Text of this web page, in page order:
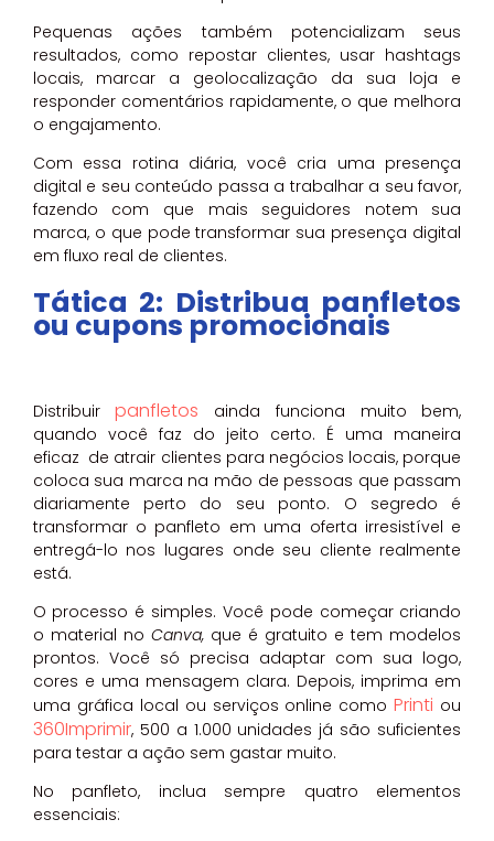
Pequenas ações também potencializam seus
resultados, como repostar clientes, usar hashtags
locais, marcar a geolocalização da sua loja e
responder comentários rapidamente, o que melhora
o engajamento.
Com essa rotina diária, você cria uma presença
digital e seu conteúdo passa a trabalhar a seu favor,
fazendo com que mais seguidores notem sua
marca, o que pode transformar sua presença digital
em fluxo real de clientes.
Tática 2: Distribua panfletos
ou cupons promocionais
Distribuirpanfletos ainda funciona muito bem,
quando você faz do jeito certo. É uma maneira
eficaz de atrair clientes para negócios locais, porque
coloca sua marca na mão de pessoas que passam
diariamente perto do seu ponto. O segredo é
transformar o panfleto em uma oferta irresistível e
entregá-lo nos lugares onde seu cliente realmente
está.
O processo é simples. Você pode começar criando
o material no Canva, que é gratuito e tem modelos
prontos. Você só precisa adaptar com sua logo,
cores e uma mensagem clara. Depois, imprima em
uma gráfica local ou serviços online comoPrinti ou
360Imprimir, 500 a 1.000 unidades já são suficientes
para testar a ação sem gastar muito.
No panfleto, inclua sempre quatro elementos
essenciais: